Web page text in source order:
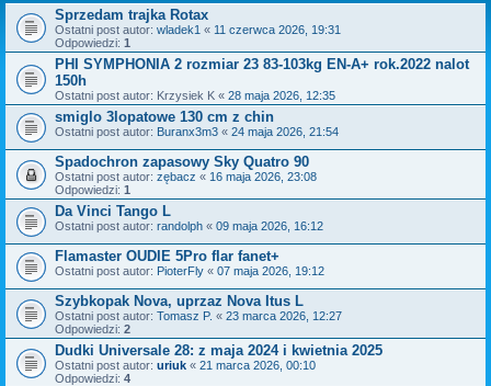
Sprzedam trajka Rotax
Ostatni post autor: wladek1 « 11 czerwca 2026, 19:31
Odpowiedzi: 1
PHI SYMPHONIA 2 rozmiar 23 83-103kg EN-A+ rok.2022 nalot
150h
Ostatni post autor: Krzysiek K « 28 maja 2026, 12:35
smiglo 3lopatowe 130 cm z chin
Ostatni post autor: Buranx3m3 « 24 maja 2026, 21:54
Spadochron zapasowy Sky Quatro 90
Ostatni post autor: zębacz « 16 maja 2026, 23:08
Odpowiedzi: 1
Da Vinci Tango L
Ostatni post autor: randolph « 09 maja 2026, 16:12
Flamaster OUDIE 5Pro flar fanet+
Ostatni post autor: PioterFly « 07 maja 2026, 19:12
Szybkopak Nova, uprzaz Nova Itus L
Ostatni post autor: Tomasz P. « 23 marca 2026, 12:27
Odpowiedzi: 2
Dudki Universale 28: z maja 2024 i kwietnia 2025
Ostatni post autor: uriuk « 21 marca 2026, 00:10
Odpowiedzi: 4